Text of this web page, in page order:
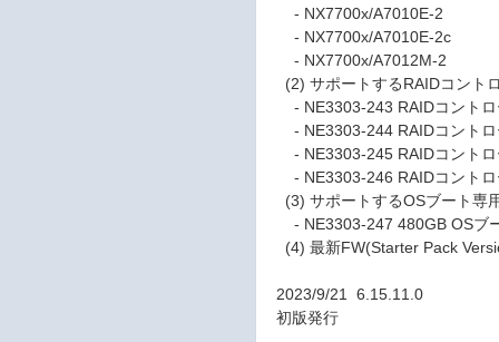
- NX7700x/A7010E-2
- NX7700x/A7010E-2c
- NX7700x/A7012M-2
(2) サポートするRAIDコント
- NE3303-243 RAIDコントロ
- NE3303-244 RAIDコントロ
- NE3303-245 RAIDコントロ
- NE3303-246 RAIDコントロ
(3) サポートするOSブート専
- NE3303-247 480GB OSブ
(4) 最新FW(Starter Pack
2023/9/21 6.15.11.0
初版発行